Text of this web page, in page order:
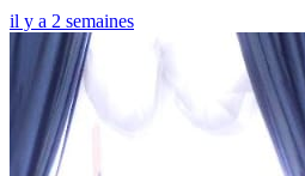
il y a 2 semaines